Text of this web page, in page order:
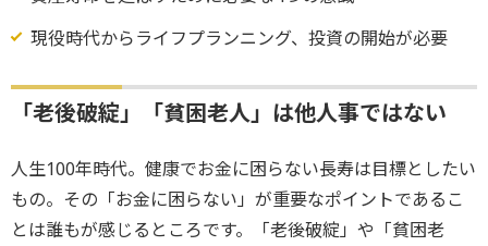
現役時代からライフプランニング、投資の開始が必要
「老後破綻」「貧困老人」は他人事ではない
人生100年時代。健康でお金に困らない長寿は目標としたい
もの。その「お金に困らない」が重要なポイントであるこ
とは誰もが感じるところです。「老後破綻」や「貧困老